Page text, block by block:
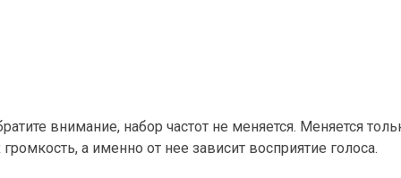
внимание, набор частот не меняется. Меняется
громкость, а именно от нее зависит восприятие голоса.